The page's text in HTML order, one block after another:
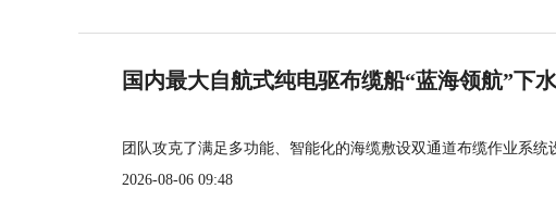
国内最大自航式纯电驱布缆船“蓝海领航”下水
团队攻克了满足多功能、智能化的海缆敷设双通道布缆作业系
2026-08-06 09:48